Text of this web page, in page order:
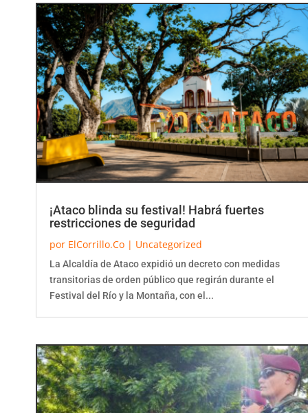
¡Ataco blinda su festival! Habrá fuertes
restricciones de seguridad
transitorias de orden público que regirán durante el
Festival del Río y la Montaña, con el...